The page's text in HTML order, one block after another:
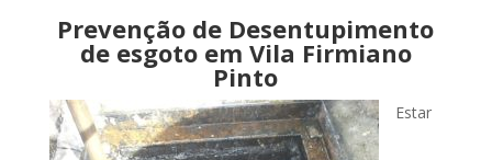
Prevenção de Desentupimento
de esgoto em Vila Firmiano
Pinto
Estar